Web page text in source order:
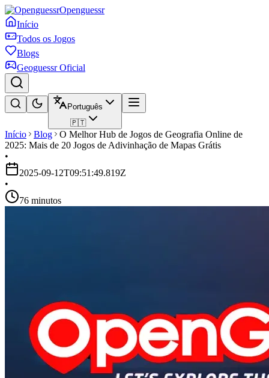
Openguessr
Início
Todos os Jogos
Blogs
Geoguessr Oficial
Português
🇵🇹
Início Blog
O Melhor Hub de Jogos de Geografia Online de
2025: Mais de 20 Jogos de Adivinhação de Mapas Grátis
•
2025-09-12T09:51:49.819Z
•
76 minutos